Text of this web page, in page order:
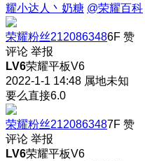
耀小达人丶奶糖 @荣耀百科
荣耀粉丝2120863486F 赞
评论 举报
LV6荣耀平板V6
2022-1-1 14:48 属地未知
要么直接6.0
荣耀粉丝2120863487F 赞
评论 举报
LV6荣耀平板V6